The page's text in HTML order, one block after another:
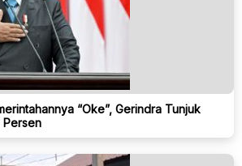
“Oke”, Gerindra Tunjuk
Persen